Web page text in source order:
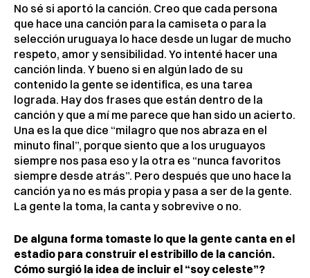
No sé si aportó la canción. Creo que cada persona
que hace una canción para la camiseta o para la
selección uruguaya lo hace desde un lugar de mucho
respeto, amor y sensibilidad. Yo intenté hacer una
canción linda. Y bueno si en algún lado de su
contenido la gente se identifica, es una tarea
lograda. Hay dos frases que están dentro de la
canción y que a mí me parece que han sido un acierto.
Una es la que dice “milagro que nos abraza en el
minuto final”, porque siento que a los uruguayos
siempre nos pasa eso y la otra es “nunca favoritos
siempre desde atrás”. Pero después que uno hace la
canción ya no es más propia y pasa a ser de la gente.
La gente la toma, la canta y sobrevive o no.
De alguna forma tomaste lo que la gente canta en el
estadio para construir el estribillo de la canción.
Cómo surgió la idea de incluir el “soy celeste”?